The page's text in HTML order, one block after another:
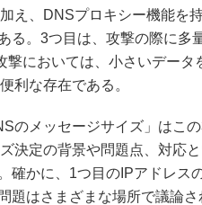
え、DNSプロキシー機能を
る。3つ目は、攻撃の際に多
撃においては、小さいデータ
利な存在である。
のメッセージサイズ」はこ
決定の背景や問題点、対応
確かに、1つ目のIPアドレス
題はさまざまな場所で議論